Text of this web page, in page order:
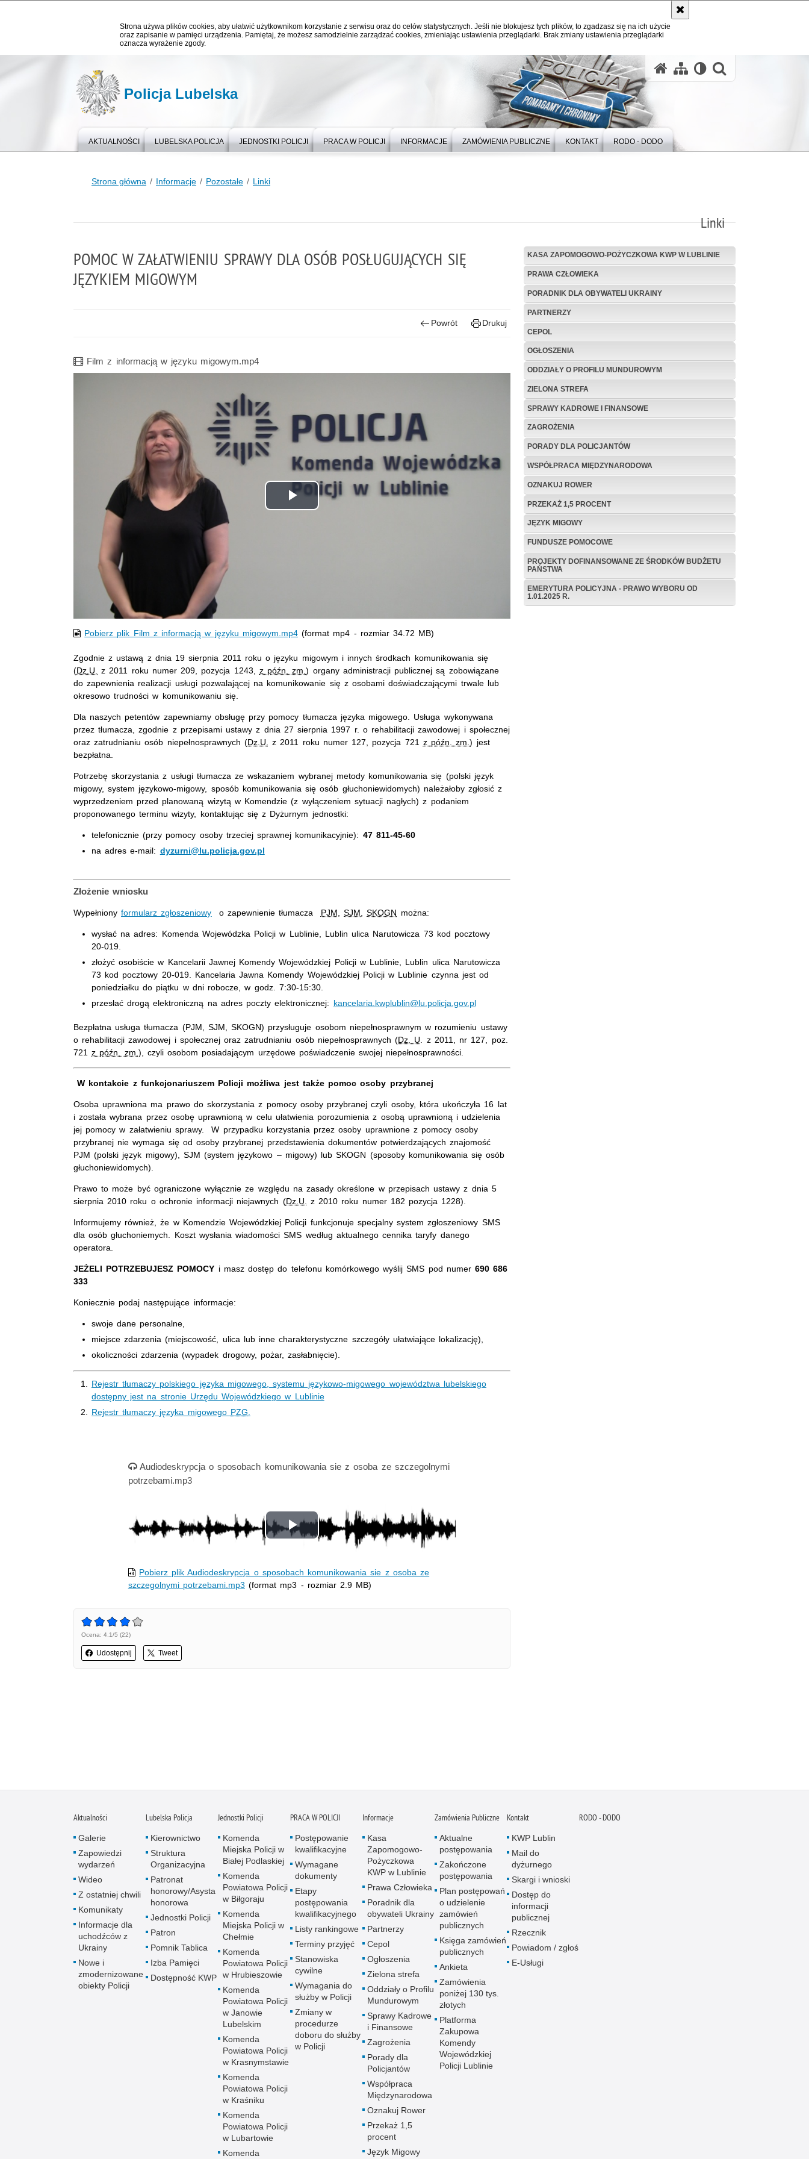
Strona używa plików cookies, aby ułatwić użytkownikom korzystanie z serwisu oraz do celów statystycznych. Jeśli nie blokujesz tych plików, to zgadzasz się na ich użycie
oraz zapisanie w pamięci urządzenia. Pamiętaj, że możesz samodzielnie zarządzać cookies, zmieniając ustawienia przeglądarki. Brak zmiany ustawienia przeglądarki
oznacza wyrażenie zgody.
Policja Lubelska
AKTUALNOŚCI LUBELSKA POLICJA JEDNOSTKI POLICJI PRACA W POLICJI INFORMACJE ZAMÓWIENIA PUBLICZNE KONTAKT RODO - DODO
Strona główna Informacje Pozostałe Linki
Linki
POMOC W ZAŁATWIENIU SPRAWY DLA OSÓB POSŁUGUJĄCYCH SIĘ
JĘZYKIEM MIGOWYM
Powrót Drukuj
Film
Film z informacją w języku migowym.mp4
Odtwórz
Pobierz plik Film z informacją w języku migowym.mp4(format mp4 - rozmiar 34.72 MB)
Zgodnie z ustawą z dnia 19 sierpnia 2011 roku o języku migowym i innych środkach komunikowania się
(Dz.U. z 2011 roku numer 209, pozycja 1243, z późn. zm.) organy administracji publicznej są zobowiązane
do zapewnienia realizacji usługi pozwalającej na komunikowanie się z osobami doświadczającymi trwale lub
okresowo trudności w komunikowaniu się.
Dla naszych petentów zapewniamy obsługę przy pomocy tłumacza języka migowego. Usługa wykonywana
przez tłumacza, zgodnie z przepisami ustawy z dnia 27 sierpnia 1997 r. o rehabilitacji zawodowej i społecznej
oraz zatrudnianiu osób niepełnosprawnych (Dz.U. z 2011 roku numer 127, pozycja 721 z późn. zm.) jest
bezpłatna.
Potrzebę skorzystania z usługi tłumacza ze wskazaniem wybranej metody komunikowania się (polski język
migowy, system językowo-migowy, sposób komunikowania się osób głuchoniewidomych) należałoby zgłosić z
wyprzedzeniem przed planowaną wizytą w Komendzie (z wyłączeniem sytuacji nagłych) z podaniem
proponowanego terminu wizyty, kontaktując się z Dyżurnym jednostki:
telefonicznie (przy pomocy osoby trzeciej sprawnej komunikacyjnie): 47 811-45-60
na adrese-mail: dyzurni@lu.policja.gov.pl
Złożenie wniosku
Wypełnionyformularz zgłoszeniowy o zapewnienie tłumacza PJM ,SJM ,SKOGN można:
wysłać na adres: Komenda Wojewódzka Policji w Lublinie, Lublin ulica Narutowicza 73 kod pocztowy
20-019.
złożyć osobiście w Kancelarii Jawnej Komendy Wojewódzkiej Policji w Lublinie, Lublin ulica Narutowicza
73 kod pocztowy 20-019. Kancelaria Jawna Komendy Wojewódzkiej Policji w Lublinie czynna jest od
poniedziałku do piątku w dni robocze, w godz. 7:30-15:30.
przesłać drogą elektroniczną na adres poczty elektronicznej: kancelaria.kwplublin@lu.policja.gov.pl
Bezpłatna usługa tłumacza (PJM, SJM, SKOGN) przysługuje osobom niepełnosprawnym w rozumieniu ustawy
o rehabilitacji zawodowej i społecznej oraz zatrudnianiu osób niepełnosprawnych (Dz. U . z 2011, nr 127, poz.
721z późn. zm. ), czyli osobom posiadającym urzędowe poświadczenie swojej niepełnosprawności.
W kontakcie z funkcjonariuszem Policji możliwa jest także pomoc osoby przybranej
Osoba uprawniona ma prawo do skorzystania z pomocy osoby przybranej czyli osoby, która ukończyła 16 lat
i została wybrana przez osobę uprawnioną w celu ułatwienia porozumienia z osobą uprawnioną i udzielenia
jej pomocy w załatwieniu sprawy. W przypadku korzystania przez osoby uprawnione z pomocy osoby
przybranej nie wymaga się od osoby przybranej przedstawienia dokumentów potwierdzających znajomość
PJM (polski język migowy), SJM (system językowo – migowy) lub SKOGN (sposoby komunikowania się osób
głuchoniewidomych).
Prawo to może być ograniczone wyłącznie ze względu na zasady określone w przepisach ustawy z dnia 5
sierpnia 2010 roku o ochronie informacji niejawnych (Dz.U. z 2010 roku numer 182 pozycja 1228).
Informujemy również, że w Komendzie Wojewódzkiej Policji funkcjonuje specjalny system zgłoszeniowy SMS
dla osób głuchoniemych. Koszt wysłania wiadomości SMS według aktualnego cennika taryfy danego
operatora.
JEŻELI POTRZEBUJESZ POMOCY i masz dostęp do telefonu komórkowego wyślij SMS pod numer690 686
333
Koniecznie podaj następujące informacje:
swoje dane personalne,
miejsce zdarzenia (miejscowość, ulica lub inne charakterystyczne szczegóły ułatwiające lokalizację),
okoliczności zdarzenia (wypadek drogowy, pożar, zasłabnięcie).
Rejestr tłumaczy polskiego języka migowego, systemu językowo-migowego województwa lubelskiego
dostępny jest na stronie Urzędu Wojewódzkiego w Lublinie
Rejestr tłumaczy języka migowego PZG
Nagranie audio
Audiodeskrypcja o sposobach komunikowania sie z osoba ze szczegolnymi
potrzebami.mp3
Odtwórz
wideo
Pobierz plik Audiodeskrypcja o sposobach komunikowania sie z osoba ze
szczegolnymi potrzebami.mp3 (format mp3 - rozmiar 2.9 MB)
Ocena: 4.1/5 (22)
Udostępnij Tweet
KASA ZAPOMOGOWO-POŻYCZKOWA KWP W LUBLINIE
PRAWA CZŁOWIEKA
PORADNIK DLA OBYWATELI UKRAINY
PARTNERZY
CEPOL
OGŁOSZENIA
ODDZIAŁY O PROFILU MUNDUROWYM
ZIELONA STREFA
SPRAWY KADROWE I FINANSOWE
ZAGROŻENIA
PORADY DLA POLICJANTÓW
WSPÓŁPRACA MIĘDZYNARODOWA
OZNAKUJ ROWER
PRZEKAŻ 1,5 PROCENT
JĘZYK MIGOWY
FUNDUSZE POMOCOWE
PROJEKTY DOFINANSOWANE ZE ŚRODKÓW BUDŻETU
PAŃSTWA
EMERYTURA POLICYJNA - PRAWO WYBORU OD
1.01.2025 R.
Aktualności
Galerie
Zapowiedzi
wydarzeń
Wideo
Z ostatniej chwili
Komunikaty
Informacje dla
uchodźców z
Ukrainy
Nowe i
zmodernizowane
obiekty Policji
Lubelska Policja
Kierownictwo
Struktura
Organizacyjna
Patronat
honorowy/Asysta
honorowa
Jednostki Policji
Patron
Pomnik Tablica
Izba Pamięci
Dostępność KWP
Jednostki Policji
Komenda
Miejska Policji w
Białej Podlaskiej
Komenda
Powiatowa Policji
w Biłgoraju
Komenda
Miejska Policji w
Chełmie
Komenda
Powiatowa Policji
w Hrubieszowie
Komenda
Powiatowa Policji
w Janowie
Lubelskim
Komenda
Powiatowa Policji
w Krasnymstawie
Komenda
Powiatowa Policji
w Kraśniku
Komenda
Powiatowa Policji
w Lubartowie
Komenda
PRACA W POLICJI
Postępowanie
kwalifikacyjne
Wymagane
dokumenty
Etapy
postępowania
kwalifikacyjnego
Listy rankingowe
Terminy przyjęć
Stanowiska
cywilne
Wymagania do
służby w Policji
Zmiany w
procedurze
doboru do służby
w Policji
Informacje
Kasa
Zapomogowo-
Pożyczkowa
KWP w Lublinie
Prawa Człowieka
Poradnik dla
obywateli Ukrainy
Partnerzy
Cepol
Ogłoszenia
Zielona strefa
Oddziały o Profilu
Mundurowym
Sprawy Kadrowe
i Finansowe
Zagrożenia
Porady dla
Policjantów
Współpraca
Międzynarodowa
Oznakuj Rower
Przekaż 1,5
procent
Język Migowy
Zamówienia Publiczne
Aktualne
postępowania
Zakończone
postępowania
Plan postępowań
o udzielenie
zamówień
publicznych
Księga zamówień
publicznych
Ankieta
Zamówienia
poniżej 130 tys.
złotych
Platforma
Zakupowa
Komendy
Wojewódzkiej
Policji Lublinie
Kontakt
KWP Lublin
Mail do
dyżurnego
Skargi i wnioski
Dostęp do
informacji
publicznej
Rzecznik
Powiadom / zgłoś
E-Usługi
RODO - DODO